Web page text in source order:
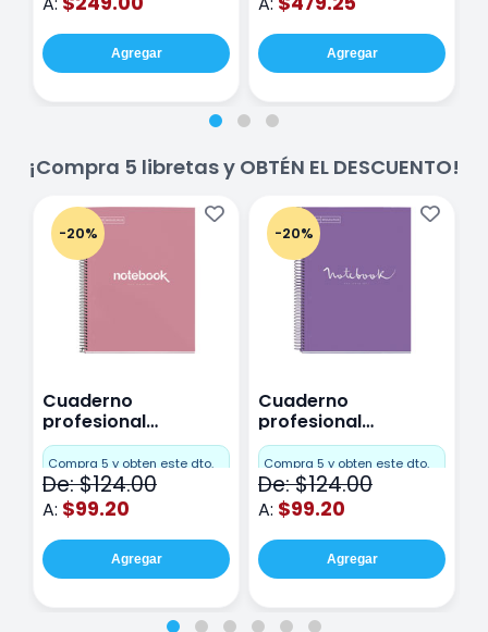
Agregar Agregar
¡Compra 5 libretas y OBTÉN EL DESCUENTO!
-20%
Cuaderno
profesional
Miquelrius Emotions
Cuadro Chico 80
hojas Rosa
Compra 5 y obten este dto.
De: $124.00
A: $99.20
Agregar
-20%
Cuaderno
profesional
Miquelrius Emotions
raya 80 hojas
Purpura
Compra 5 y obten este dto.
De: $124.00
A: $99.20
Agregar